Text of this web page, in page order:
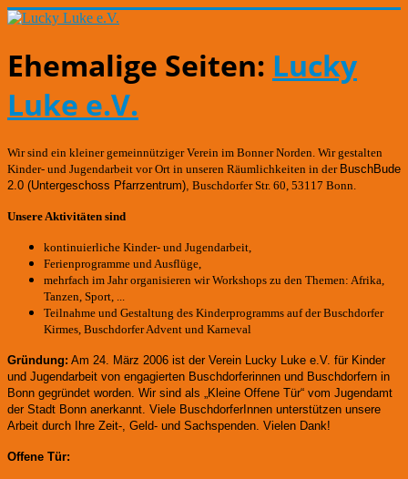
Ehemalige Seiten: Lucky
Luke e.V.
Wir sind ein kleiner gemeinnütziger Verein im Bonner Norden. Wir gestalten
Kinder- und Jugendarbeit vor Ort in unseren Räumlichkeiten in der BuschBude
2.0 (Untergeschoss Pfarrzentrum) Buschdorfer Str. 60, 53117 Bonn.
Unsere Aktivitäten sind
kontinuierliche Kinder- und Jugendarbeit,
Ferienprogramme und Ausflüge,
mehrfach im Jahr organisieren wir Workshops zu den Themen: Afrika,
Tanzen, Sport, ...
Teilnahme und Gestaltung des Kinderprogramms auf der Buschdorfer
Kirmes, Buschdorfer Advent und Karneval
Gründung: Am 24. März 2006 ist der Verein Lucky Luke e.V. für Kinder
und Jugendarbeit von engagierten Buschdorferinnen und Buschdorfern in
Bonn gegründet worden. Wir sind als „Kleine Offene Tür“ vom Jugendamt
der Stadt Bonn anerkannt. Viele BuschdorferInnen unterstützen unsere
Arbeit durch Ihre Zeit-, Geld- und Sachspenden. Vielen Dank!
Offene Tür: